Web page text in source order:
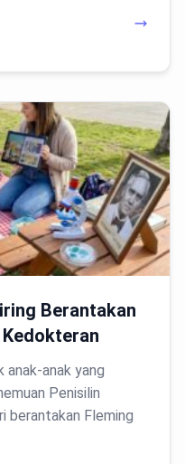
Berantakan
anak-anak yang
Penisilin
berantakan Fleming